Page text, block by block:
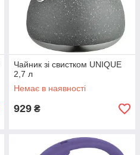
Чайник зі свистком UNIQUE
2,7 л
Немає в наявності
929 ₴